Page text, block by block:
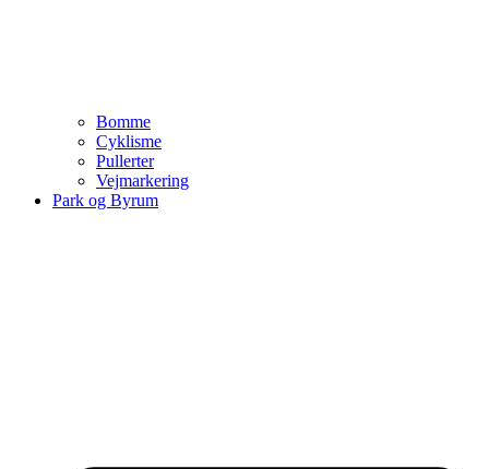
Bomme
Cyklisme
Pullerter
Vejmarkering
Park og Byrum